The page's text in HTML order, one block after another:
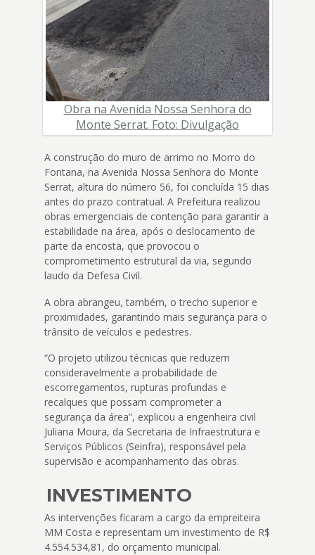
Obra na Avenida Nossa Senhora do
Monte Serrat. Foto: Divulgação
A construção do muro de arrimo no Morro do
Fontana, na Avenida Nossa Senhora do Monte
Serrat, altura do número 56, foi concluída 15 dias
antes do prazo contratual. A Prefeitura realizou
obras emergenciais de contenção para garantir a
estabilidade na área, após o deslocamento de
parte da encosta, que provocou o
comprometimento estrutural da via, segundo
laudo da Defesa Civil.
A obra abrangeu, também, o trecho superior e
proximidades, garantindo mais segurança para o
trânsito de veículos e pedestres.
“O projeto utilizou técnicas que reduzem
consideravelmente a probabilidade de
escorregamentos, rupturas profundas e
recalques que possam comprometer a
segurança da área”, explicou a engenheira civil
Juliana Moura, da Secretaria de Infraestrutura e
Serviços Públicos (Seinfra), responsável pela
supervisão e acompanhamento das obras.
INVESTIMENTO
As intervenções ficaram a cargo da empreiteira
MM Costa e representam um investimento de R$
4.554.534,81, do orçamento municipal.